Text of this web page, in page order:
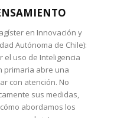
en Innovación y
Autónoma de Chile):
el uso de Inteligencia
primaria abre una
con atención. No
sus medidas,
abordamos los